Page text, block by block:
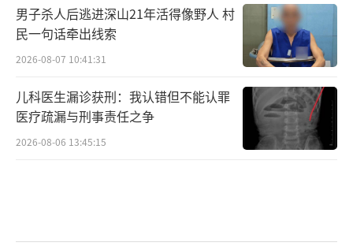
男子杀人后逃进深山21年活得像野人 村
民一句话牵出线索
2026-08-07 10:41:31
儿科医生漏诊获刑：我认错但不能认罪
医疗疏漏与刑事责任之争
2026-08-06 13:45:15